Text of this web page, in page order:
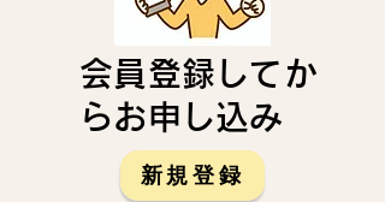
会員登録してか
らお申し込み
新規登録